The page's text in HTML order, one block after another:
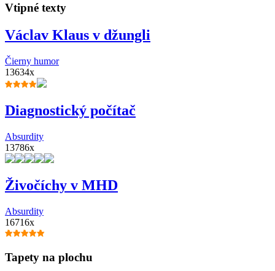
Vtipné texty
Václav Klaus v džungli
Čierny humor
13634x
Diagnostický počítač
Absurdity
13786x
Živočíchy v MHD
Absurdity
16716x
Tapety na plochu